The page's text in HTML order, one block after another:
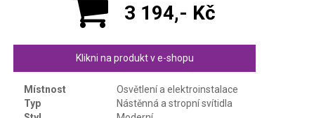
3 194,- Kč
Klikni na produkt v e-shopu
Místnost
Osvětlení a elektroinstalace
Typ
Nástěnná a stropní svítidla